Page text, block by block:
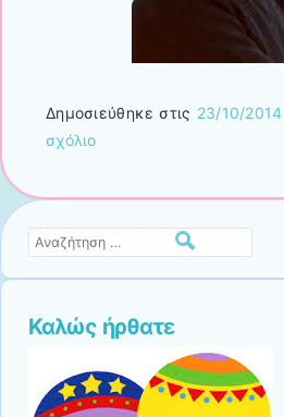
Δημοσιεύθηκε στις 23/10/2014
σχόλιο
Αναζήτηση
Καλώς ήρθατε